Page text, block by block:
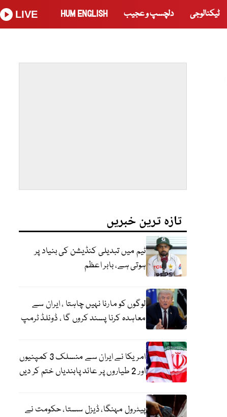
ٹیکنالوجی دلچسپ و عجیب HUM ENGLISH
LIVE
تازہ ترین خبریں
ٹیم میں تبدیلی کنڈیشن کی بنیاد پر
ہوتی ہے، بابر اعظم
لوگوں کو مارنا نہیں چاہتا ، ایران سے
معاہدہ کرنا پسند کروں گا ، ڈونلڈ ٹرمپ
امریکا نے ایران سے منسلک 3 کمپنیوں
اور 2 طیاروں پر عائد پابندیاں ختم کر دیں
پیٹرول مہنگا، ڈیزل سستا، حکومت نے